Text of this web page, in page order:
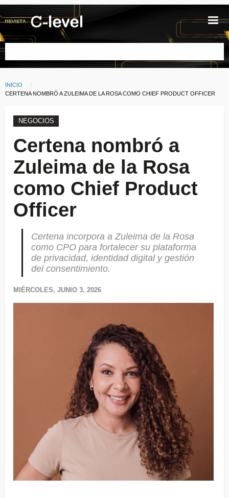
Pasar al contenido principal
Buscar
Ruta de navegación
INICIO
CURRENT:
CERTENA NOMBRÓ A ZULEIMA DE LA ROSA COMO CHIEF PRODUCT OFFICER
NEGOCIOS
Certena nombró a
Zuleima de la Rosa
como Chief Product
Officer
Certena incorpora a Zuleima de la Rosa
como CPO para fortalecer su plataforma
de privacidad, identidad digital y gestión
del consentimiento.
MIÉRCOLES, JUNIO 3, 2026